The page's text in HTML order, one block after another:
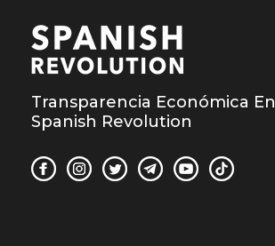
Transparencia Económica En
Spanish Revolution